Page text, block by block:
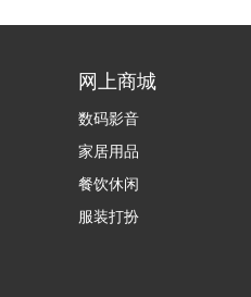
网上商城
数码影音
家居用品
餐饮休闲
服装打扮